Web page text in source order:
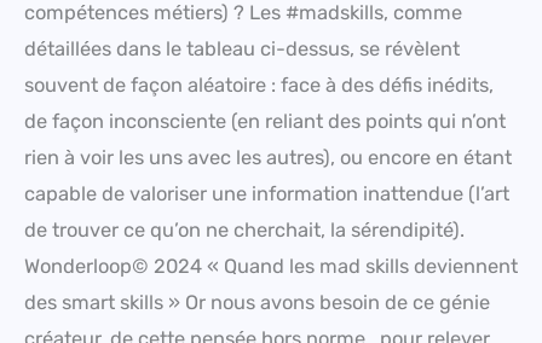
compétences métiers) ? Les #madskills, comme
détaillées dans le tableau ci-dessus, se révèlent
souvent de façon aléatoire : face à des défis inédits,
de façon inconsciente (en reliant des points qui n’ont
rien à voir les uns avec les autres), ou encore en étant
capable de valoriser une information inattendue (l’art
de trouver ce qu’on ne cherchait, la sérendipité).
Wonderloop© 2024 « Quand les mad skills deviennent
des smart skills » Or nous avons besoin de ce génie